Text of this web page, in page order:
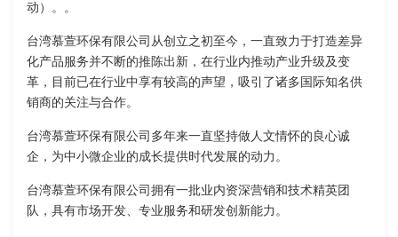
动）。。
台湾慕萱环保有限公司从创立之初至今，一直致力于打造差异
化产品服务并不断的推陈出新，在行业内推动产业升级及变
革，目前已在行业中享有较高的声望，吸引了诸多国际知名供
销商的关注与合作。
台湾慕萱环保有限公司多年来一直坚持做人文情怀的良心诚
企，为中小微企业的成长提供时代发展的动力。
台湾慕萱环保有限公司拥有一批业内资深营销和技术精英团
队，具有市场开发、专业服务和研发创新能力。